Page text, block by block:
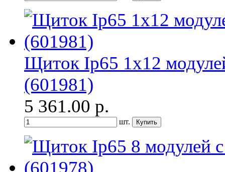
Щиток Ip65 1x12
(601981)
5 361.00 р.
шт.